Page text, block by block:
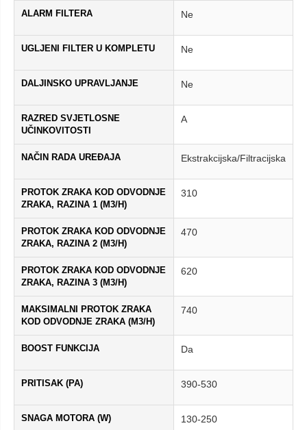
ALARM FILTERA Ne
UGLJENI FILTER U KOMPLETU Ne
DALJINSKO UPRAVLJANJE Ne
RAZRED SVJETLOSNE
UČINKOVITOSTI
A
NAČIN RADA UREĐAJA Ekstrakcijska/Filtracijska
PROTOK ZRAKA KOD ODVODNJE
ZRAKA, RAZINA 1 (M3/H)
310
PROTOK ZRAKA KOD ODVODNJE
ZRAKA, RAZINA 2 (M3/H)
470
PROTOK ZRAKA KOD ODVODNJE
ZRAKA, RAZINA 3 (M3/H)
620
MAKSIMALNI PROTOK ZRAKA
KOD ODVODNJE ZRAKA (M3/H)
740
BOOST FUNKCIJA Da
PRITISAK (PA) 390-530
SNAGA MOTORA (W) 130-250